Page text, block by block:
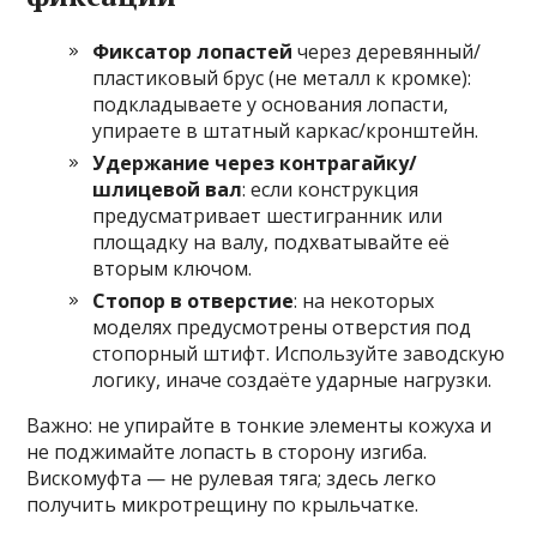
Фиксатор лопастей через деревянный/
пластиковый брус (не металл к кромке):
подкладываете у основания лопасти,
упираете в штатный каркас/кронштейн.
Удержание через контрагайку/
шлицевой вал: если конструкция
предусматривает шестигранник или
площадку на валу, подхватывайте её
вторым ключом.
Стопор в отверстие: на некоторых
моделях предусмотрены отверстия под
стопорный штифт. Используйте заводскую
логику, иначе создаёте ударные нагрузки.
Важно: не упирайте в тонкие элементы кожуха и
не поджимайте лопасть в сторону изгиба.
Вискомуфта — не рулевая тяга; здесь легко
получить микротрещину по крыльчатке.